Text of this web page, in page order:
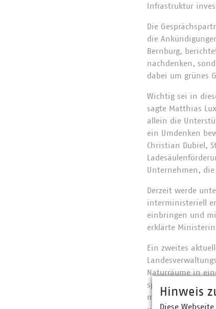
Infrastruktur
Die
die
Bernburg,
nachdenken,
dabei um grünes
Wichtig sei in
sagte Matthias
allein die
ein Umdenken
Christian Dubiel,
Unternehmen,
Derzeit werde
interministeriell
einbringen und
erklärte
Ein zweites
Naturräume in
sprach an, dass
möglich sein
Hinweis
Diese